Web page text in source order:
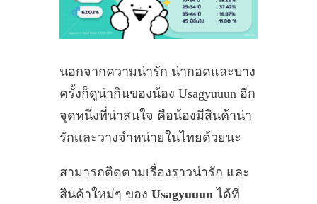
นอกจากความน่ารัก น่ากอดและบาง
ครั้งก็ดูน่ากินของน้อง Usagyuuun อีก
จุดหนึ่งที่น่าสนใจ คือน้องมีสินค้าน่า
รักเเละวางจำหน่ายในไทยด้วยนะ
สามารถติดตามเรื่องราวน่ารัก และ
สินค้าใหม่ๆ ของ Usagyuuun ได้ที่